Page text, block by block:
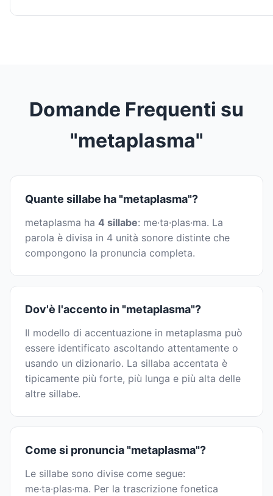
Domande Frequenti su
"metaplasma"
Quante sillabe ha "metaplasma"?
metaplasma ha 4 sillabe: me·ta·plas·ma. La
parola è divisa in 4 unità sonore distinte che
compongono la pronuncia completa.
Dov'è l'accento in "metaplasma"?
Il modello di accentuazione in metaplasma può
essere identificato ascoltando attentamente o
usando un dizionario. La sillaba accentata è
tipicamente più forte, più lunga e più alta delle
altre sillabe.
Come si pronuncia "metaplasma"?
Le sillabe sono divise come segue:
me·ta·plas·ma. Per la trascrizione fonetica